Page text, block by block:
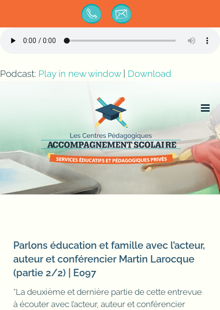
Podcast: Play in new window| Download
Parlons éducation et famille avec l’acteur,
auteur et conférencier Martin Larocque
(partie 2/2) | E097
*La deuxième et dernière partie de cette entrevue
à écouter avec l’acteur, auteur et conférencier